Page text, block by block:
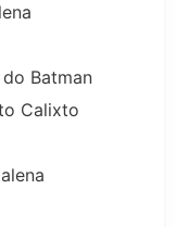
Batman
Calixto